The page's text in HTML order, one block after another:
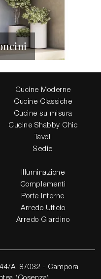
Cucine Moderne
Cucine Classiche
Cucine su misura
Cucine Shabby Chic
Tavoli
Sedie
Illuminazione
Complementi
Porte Interne
Arredo Ufficio
Arredo Giardino
A, 87032 - Campora